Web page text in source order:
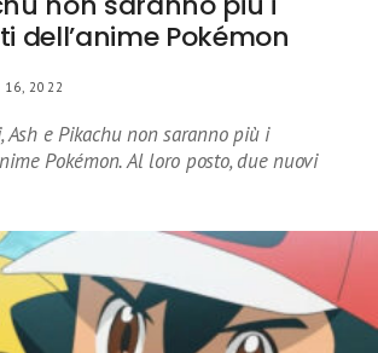
dell’anime Pokémon
16, 2022
Ash e Pikachu non saranno più i
Pokémon. Al loro posto, due nuovi